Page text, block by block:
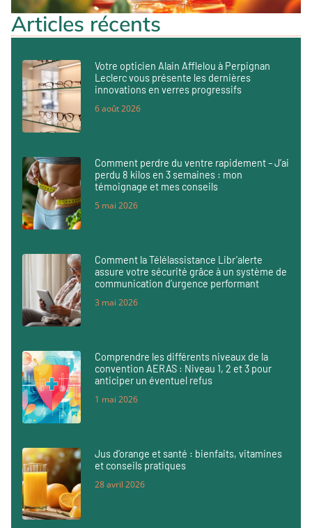
Articles récents
Votre opticien Alain Afflelou à Perpignan
Leclerc vous présente les dernières
innovations en verres progressifs
6 août 2026
Comment perdre du ventre rapidement – J’ai
perdu 8 kilos en 3 semaines : mon
témoignage et mes conseils
5 mai 2026
Comment la Télélassistance Libr’alerte
assure votre sécurité grâce à un système de
communication d’urgence performant
3 mai 2026
Comprendre les différents niveaux de la
convention AERAS : Niveau 1, 2 et 3 pour
anticiper un éventuel refus
1 mai 2026
Jus d’orange et santé : bienfaits, vitamines
et conseils pratiques
28 avril 2026